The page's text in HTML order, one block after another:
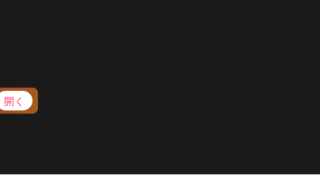
開く